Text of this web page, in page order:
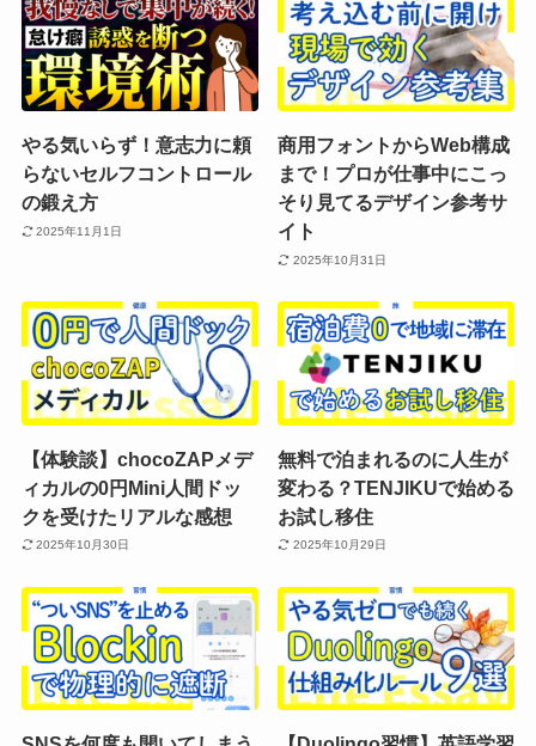
やる気いらず！意志力に頼
らないセルフコントロール
の鍛え方
2025年11月1日
商用フォントからWeb構成
まで！プロが仕事中にこっ
そり見てるデザイン参考サ
イト
2025年10月31日
【体験談】chocoZAPメデ
ィカルの0円Mini人間ドッ
クを受けたリアルな感想
2025年10月30日
無料で泊まれるのに人生が
変わる？TENJIKUで始める
お試し移住
2025年10月29日